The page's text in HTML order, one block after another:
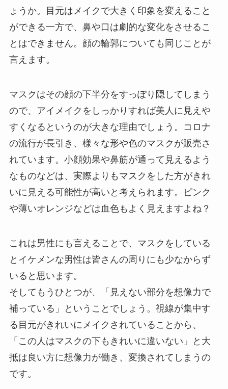
ょうか。目元はメイクで大きく印象を変えること
ができる一方で、鼻や口は劇的な変化をさせるこ
とはできません。顔の輪郭についても同じことが
言えます。
マスクはその顔の下半分をすっぽり隠してしまう
ので、アイメイクをしっかりすれば美人に見えや
すくなるというのが大きな理由でしょう。コロナ
の流行が長引き、様々な形や色のマスクが販売さ
れています。小顔効果や鼻筋が通って見えるよう
なものなどは、実際よりもマスクをした方がきれ
いに見える可能性が高いと考えられます。ピンク
や薄いオレンジなどは血色もよく見えますよね？
これは男性にも言えることで、マスクをしている
とイケメンな男性は皆さんの周りにも少なからず
いると思います。
そしてもうひとつが、「見えない部分を想像力で
補っている」ということでしょう。視線が集中す
る目元がきれいにメイクされていることから、
「この人はマスクの下もきれいに違いない」と大
抵は良い方に想像力が働き、変換されてしまうの
です。